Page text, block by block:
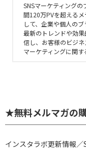
SNSマーケティング
間120万PVを超える
して、企業や個人の
最新のトレンドや効
信し、お客様のビジ
マーケティングに関す
★無料メルマガの
インスタラボ更新情報